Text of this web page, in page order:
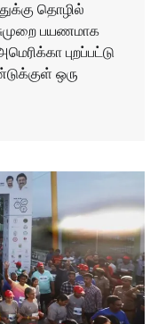
தொழில்
பயணமாக
புறப்பட்டு
ஒரு